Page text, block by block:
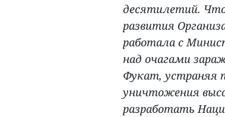
десятилетий.
развития
работала с
над очагами
Фукат, устраняя
уничтожения
разработать